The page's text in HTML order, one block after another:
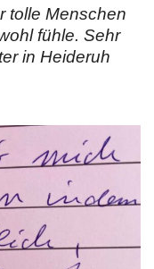
tolle Menschen
fühle. Sehr
in Heideruh